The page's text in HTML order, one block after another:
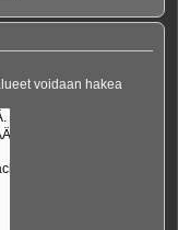
voidaan hakea